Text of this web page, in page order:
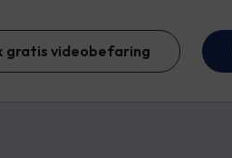
gratis videobefaring